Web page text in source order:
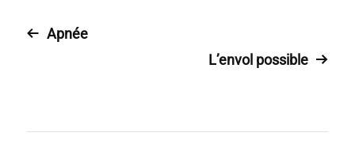
Apnée
L’envol possible